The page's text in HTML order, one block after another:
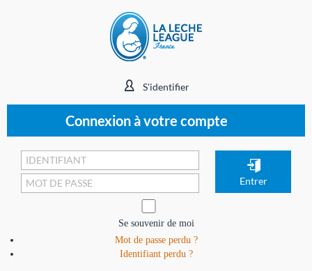
S'identifier
Connexion à votre compte
Se souvenir de moi
Mot de passe perdu ?
Identifiant perdu ?